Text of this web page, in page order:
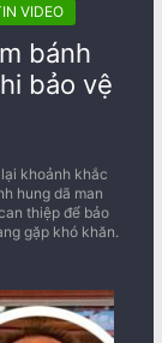
VIDEO
bánh
bảo vệ
khoảnh khắc
hung dã man
thiệp để bảo
gặp khó khăn.